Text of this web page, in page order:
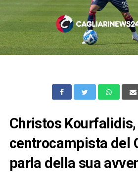
Christos Kourfalidis,
centrocampista del
parla della sua